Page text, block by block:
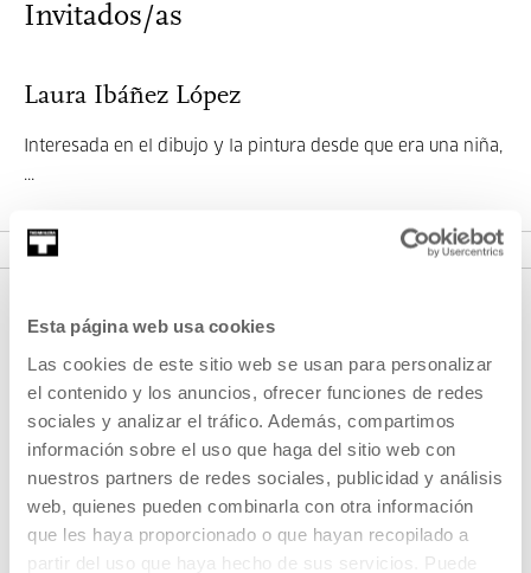
Esta página web usa cookies
Las cookies de este sitio web se usan para personalizar
el contenido y los anuncios, ofrecer funciones de redes
sociales y analizar el tráfico. Además, compartimos
información sobre el uso que haga del sitio web con
nuestros partners de redes sociales, publicidad y análisis
web, quienes pueden combinarla con otra información
que les haya proporcionado o que hayan recopilado a
partir del uso que haya hecho de sus servicios. Puede
Invitados/as
Laura Ibáñez López
Interesada en el dibujo y la pintura desde que era una niña,
...
REGÍSTRATE AL BOLETÍN
AGENDA